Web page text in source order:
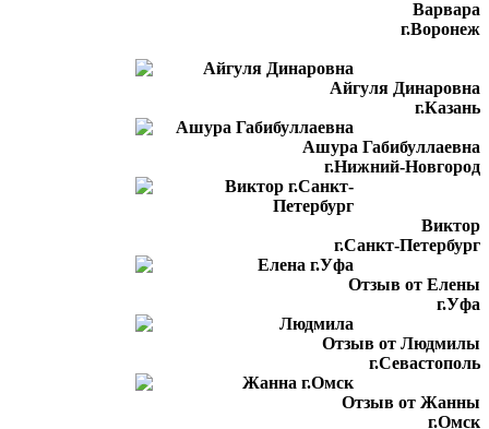
Варвара
г.Воронеж
Айгуля Динаровна
г.Казань
Ашура Габибуллаевна
г.Нижний-Новгород
Виктор
г.Санкт-Петербург
Отзыв от Елены
г.Уфа
Отзыв от Людмилы
г.Севастополь
Отзыв от Жанны
г.Омск